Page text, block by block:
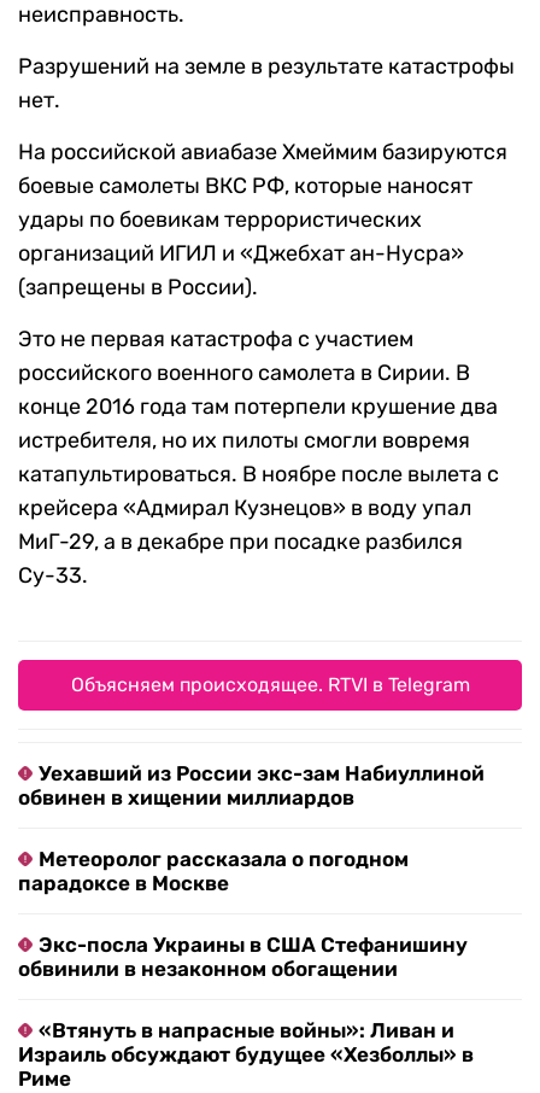
неисправность.
Разрушений на земле в результате катастрофы
нет.
На российской авиабазе Хмеймим базируются
боевые самолеты ВКС РФ, которые наносят
удары по боевикам террористических
организаций ИГИЛ и «Джебхат ан-Нусра»
(запрещены в России).
Это не первая катастрофа с участием
российского военного самолета в Сирии. В
конце 2016 года там потерпели крушение два
истребителя, но их пилоты смогли вовремя
катапультироваться. В ноябре после вылета с
крейсера «Адмирал Кузнецов» в воду упал
МиГ-29, а в декабре при посадке разбился
Су-33.
Объясняем происходящее. RTVI в Telegram
Уехавший из России экс-зам Набиуллиной
обвинен в хищении миллиардов
Метеоролог рассказала о погодном
парадоксе в Москве
Экс-посла Украины в США Стефанишину
обвинили в незаконном обогащении
«Втянуть в напрасные войны»: Ливан и
Израиль обсуждают будущее «Хезболлы» в
Риме